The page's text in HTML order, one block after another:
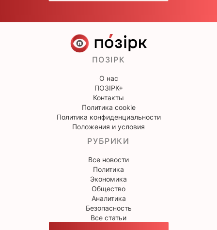
ПОЗІРК
О нас
ПОЗІРК+
Контакты
Политика cookie
Политика конфиденциальности
Положения и условия
РУБРИКИ
Все новости
Политика
Экономика
Общество
Аналитика
Безопасность
Все статьи